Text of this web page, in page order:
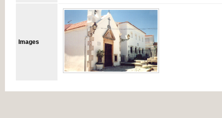
Images